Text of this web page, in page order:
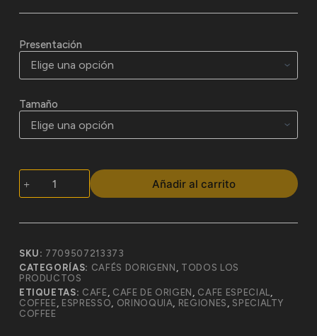
Presentación
Tamaño
Añadir al carrito
SKU: 7709507213373
CATEGORÍAS: CAFÉS DORIGENN , TODOS LOS
PRODUCTOS
ETIQUETAS: CAFE, CAFE DE ORIGEN , CAFE ESPECIAL,
COFFEE, ESPRESSO, ORINOQUIA, REGIONES , SPECIALTY
COFFEE